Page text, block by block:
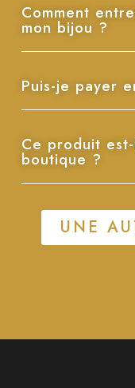
Comment
mon bijou ?
Puis-je payer
Ce produit
boutique ?
UNE